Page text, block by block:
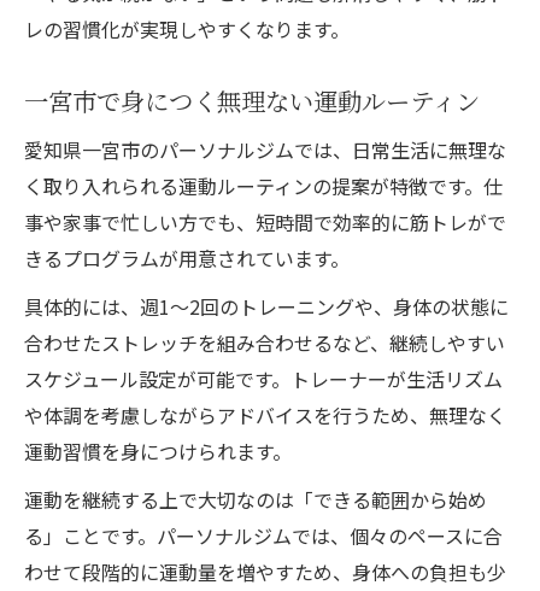
レの習慣化が実現しやすくなります。
一宮市で身につく無理ない運動ルーティン
愛知県一宮市のパーソナルジムでは、日常生活に無理な
く取り入れられる運動ルーティンの提案が特徴です。仕
事や家事で忙しい方でも、短時間で効率的に筋トレがで
きるプログラムが用意されています。
具体的には、週1～2回のトレーニングや、身体の状態に
合わせたストレッチを組み合わせるなど、継続しやすい
スケジュール設定が可能です。トレーナーが生活リズム
や体調を考慮しながらアドバイスを行うため、無理なく
運動習慣を身につけられます。
運動を継続する上で大切なのは「できる範囲から始め
る」ことです。パーソナルジムでは、個々のペースに合
わせて段階的に運動量を増やすため、身体への負担も少